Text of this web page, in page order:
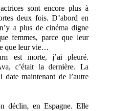
sont encore plus à
deux fois. D’abord en
a plus de cinéma digne
femmes, parce que leur
que leur vie…
est morte, j’ai pleuré.
c’était la dernière. La
date maintenant de l’autre
déclin, en Espagne. Elle